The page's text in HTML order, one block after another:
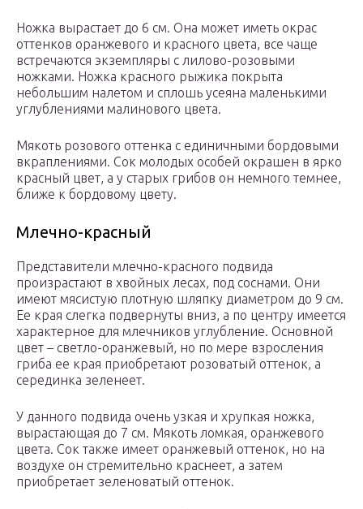
Ножка вырастает до 6 см. Она может иметь окрас
оттенков оранжевого и красного цвета, все чаще
встречаются экземпляры с лилово-розовыми
ножками. Ножка красного рыжика покрыта
небольшим налетом и сплошь усеяна маленькими
углублениями малинового цвета.
Мякоть розового оттенка с единичными бордовыми
вкраплениями. Сок молодых особей окрашен в ярко
красный цвет, а у старых грибов он немного темнее,
ближе к бордовому цвету.
Млечно-красный
Представители млечно-красного подвида
произрастают в хвойных лесах, под соснами. Они
имеют мясистую плотную шляпку диаметром до 9 см.
Ее края слегка подвернуты вниз, а по центру имеется
характерное для млечников углубление. Основной
цвет – светло-оранжевый, но по мере взросления
гриба ее края приобретают розоватый оттенок, а
серединка зеленеет.
У данного подвида очень узкая и хрупкая ножка,
вырастающая до 7 см. Мякоть ломкая, оранжевого
цвета. Сок также имеет оранжевый оттенок, но на
воздухе он стремительно краснеет, а затем
приобретает зеленоватый оттенок.